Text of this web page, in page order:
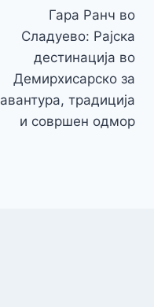
Гара Ранч во
Сладуево: Рајска
дестинација во
Демирхисарско за
авантура, традиција
и совршен одмор